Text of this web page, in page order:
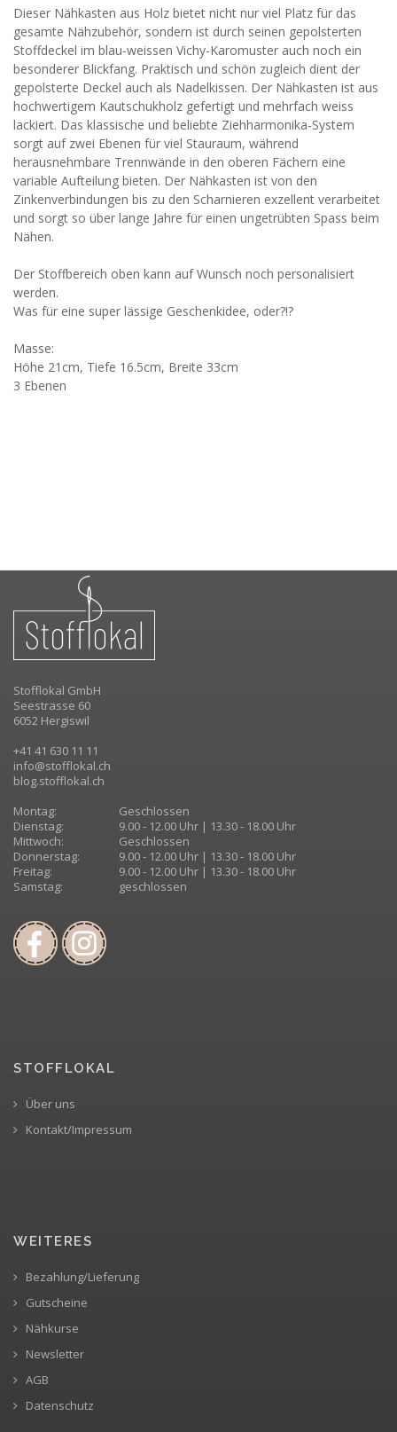
Dieser Nähkasten aus Holz bietet nicht nur viel Platz für das
gesamte Nähzubehör, sondern ist durch seinen gepolsterten
Stoffdeckel im blau-weissen Vichy-Karomuster auch noch ein
besonderer Blickfang. Praktisch und schön zugleich dient der
gepolsterte Deckel auch als Nadelkissen. Der Nähkasten ist aus
hochwertigem Kautschukholz gefertigt und mehrfach weiss
lackiert. Das klassische und beliebte Ziehharmonika-System
sorgt auf zwei Ebenen für viel Stauraum, während
herausnehmbare Trennwände in den oberen Fächern eine
variable Aufteilung bieten. Der Nähkasten ist von den
Zinkenverbindungen bis zu den Scharnieren exzellent verarbeitet
und sorgt so über lange Jahre für einen ungetrübten Spass beim
Nähen.
Der Stoffbereich oben kann auf Wunsch noch personalisiert
werden.
Was für eine super lässige Geschenkidee, oder?!?
Masse:
Höhe 21cm, Tiefe 16.5cm, Breite 33cm
3 Ebenen
Stofflokal GmbH
Seestrasse 60
6052 Hergiswil
+41 41 630 11 11
info@stofflokal.ch
blog.stofflokal.ch
Montag:
Geschlossen
Dienstag:
9.00 - 12.00 Uhr | 13.30 - 18.00 Uhr
Mittwoch:
Geschlossen
Donnerstag:
9.00 - 12.00 Uhr | 13.30 - 18.00 Uhr
Freitag:
9.00 - 12.00 Uhr | 13.30 - 18.00 Uhr
Samstag:
geschlossen
STOFFLOKAL
Über uns
Kontakt/Impressum
WEITERES
Bezahlung/Lieferung
Gutscheine
Nähkurse
Newsletter
AGB
Datenschutz